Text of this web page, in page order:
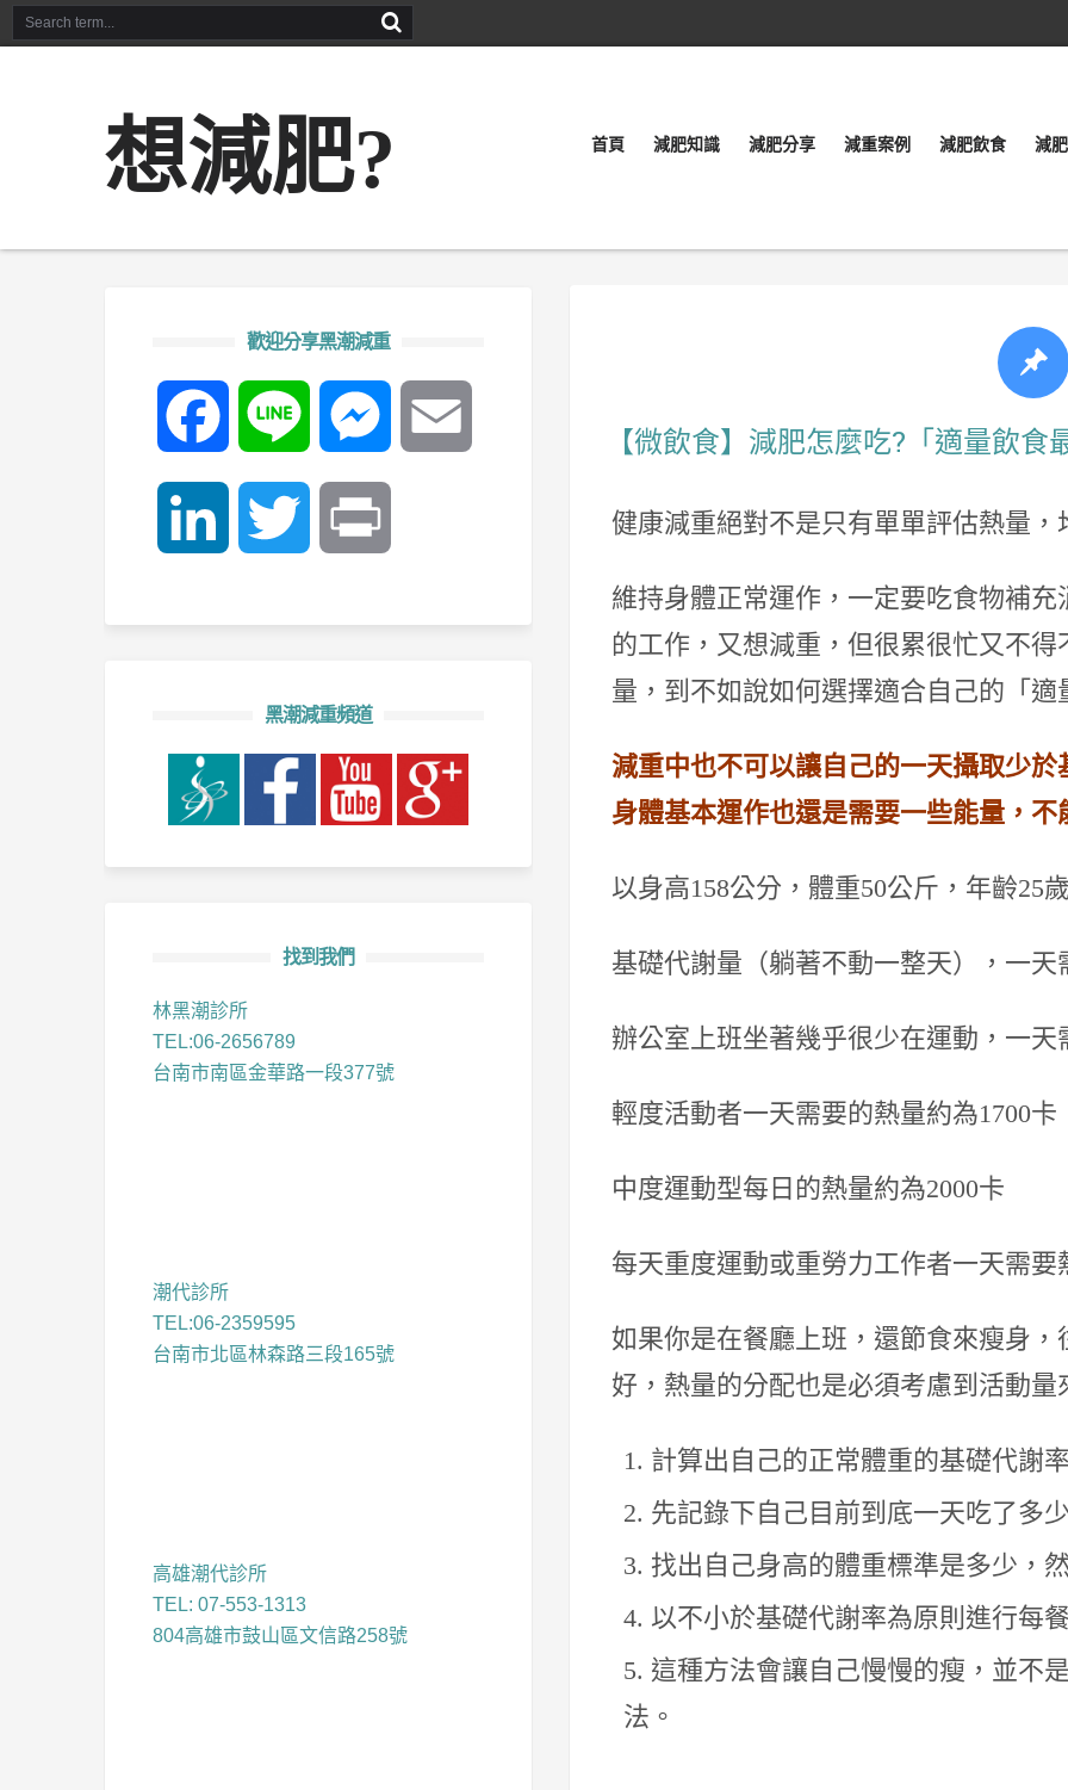
想減肥? 首頁 減肥知識 減肥分享 減重案例 減肥飲食 減
【微飲食】減肥怎麼吃?「適量飲食
健康減重絕對不是只有單單評估熱量，
維持身體正常運作，一定要吃食物補
的工作，又想減重，但很累很忙又不
量，到不如說如何選擇適合自己的「適
減重中也不可以讓自己的一天攝取少
身體基本運作也還是需要一些能量，不
以身高158公分，體重50公斤，年齡25
基礎代謝量（躺著不動一整天），一天
辦公室上班坐著幾乎很少在運動，一天
輕度活動者一天需要的熱量約為1700卡
中度運動型每日的熱量約為2000卡
每天重度運動或重勞力工作者一天需要
如果你是在餐廳上班，還節食來瘦身
好，熱量的分配也是必須考慮到活動量
計算出自己的正常體重的基礎代謝
先記錄下自己目前到底一天吃了多
找出自己身高的體重標準是多少，
以不小於基礎代謝率為原則進行每
這種方法會讓自己慢慢的瘦，並不
法。
歡迎分享黑潮減重
Facebook Line Messenger
LinkedIn Twitter
黑潮減重頻道
找到我們
林黑潮診所
TEL:06-2656789
台南市南區金華路一段377號
潮代診所
TEL:06-2359595
台南市北區林森路三段165號
高雄潮代診所
TEL: 07-553-1313
804高雄市鼓山區文信路258號